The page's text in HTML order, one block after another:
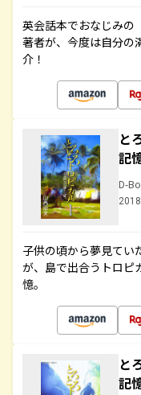
英会話本でおなじみの
著者が、今度は自分の
介！
と
記
D-
子供の頃から夢見てい
が、島で出合うトロピ
憶。
と
記